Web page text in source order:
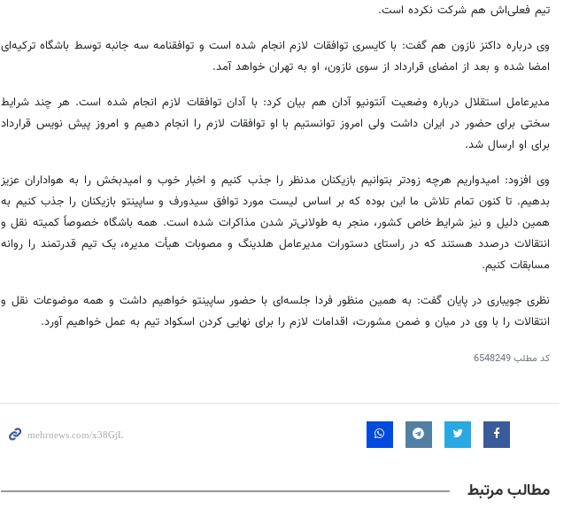
تیم فعلی‌اش هم شرکت نکرده است.
وی درباره داکنز نازون هم گفت: با کایسریتوافقات لازم انجام شده است و توافقنامه سه جانبه توسط باشگاه ترکیه‌ای
امضا شده و بعد از امضای قرارداد از سوی نازون، او به تهران خواهد آمد.
مدیرعامل استقلال درباره وضعیت آنتونیوآدانهم بیان کرد: باآدانتوافقات لازم انجام شده است. هر چند شرایط
سختی برای حضور در ایران داشت ولی امروز توانستیم با او توافقات لازم را انجام دهیم و امروز پیش نویس قرارداد
برای او ارسال شد.
وی افزود: امیدواریم هرچه زودتر بتوانیم بازیکنان مدنظر را جذب کنیم و اخبار خوب و امیدبخش را به هواداران عزیز
بدهیم. تا کنون تمام تلاش ما این بوده که بر اساس لیست مورد توافق سیدورفوساپینتو بازیکنان را جذب کنیم به
همین دلیل و نیز شرایط خاص کشور، منجر به طولانی‌تر شدن مذاکرات شده است. همه باشگاه خصوصاً کمیته نقل و
انتقالات درصدد هستند که در راستای دستورات مدیرعامل هلدینگ و مصوبات هیأت مدیره، یک تیم قدرتمند را روانه
مسابقات کنیم.
نظری جویباری در پایان گفت: به همین منظور فردا جلسه‌ای با حضورساپینتو خواهیم داشت و همه موضوعات نقل و
انتقالات را با وی در میان و ضمن مشورت، اقدامات لازم را برای نهایی کردن اسکواد تیم به عمل خواهیم آورد.
کد مطلب6548249
مطالب مرتبط